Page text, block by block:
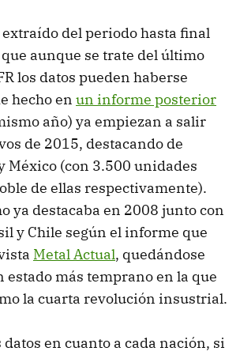
extraído del periodo hasta final
aunque se trate del último
los datos pueden haberse
hecho en un informe posterior
año) ya empiezan a salir
de 2015, destacando de
México (con 3.500 unidades
de ellas respectivamente).
ya destacaba en 2008 junto con
y Chile según el informe que
Metal Actual, quedándose
estado más temprano en la que
la cuarta revolución insustrial.
datos en cuanto a cada nación, si